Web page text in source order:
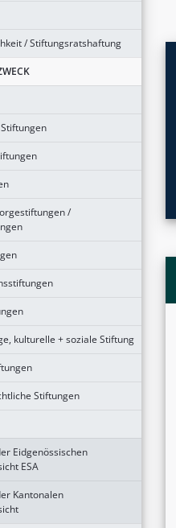
/ Stiftungsratshaftung
/
kulturelle + soziale Stiftung
Stiftungen
Eidgenössischen
ESA
Kantonalen